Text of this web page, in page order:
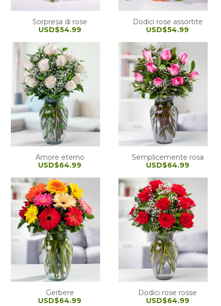
Sorpresa di rose
USD$54.99
Dodici rose assortite
USD$54.99
Amore eterno
USD$64.99
Semplicemente rosa
USD$64.99
Gerbere
USD$64.99
Dodici rose rosse
USD$64.99